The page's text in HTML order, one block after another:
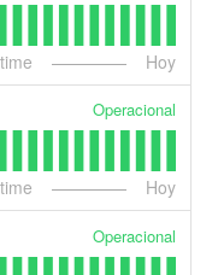
Hoy
Operacional
Hoy
Operacional